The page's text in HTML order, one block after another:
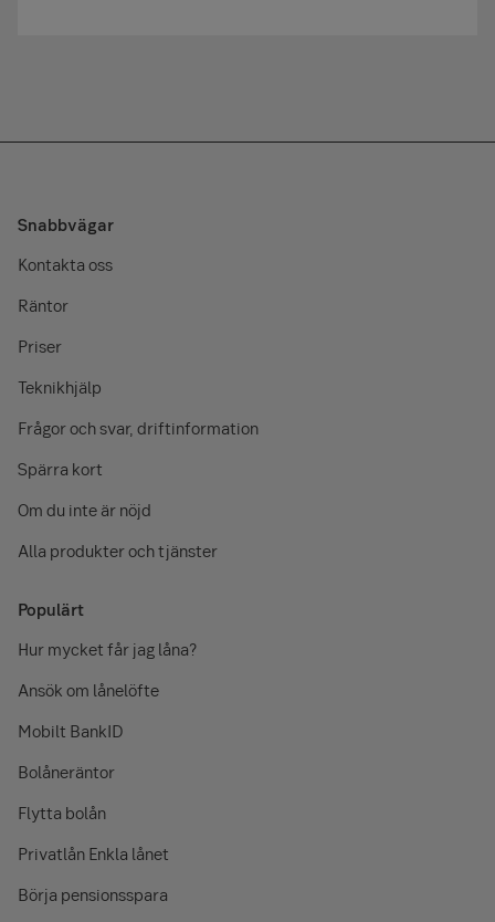
Snabbvägar
Kontakta oss
Räntor
Priser
Teknikhjälp
Frågor och svar, driftinformation
Spärra kort
Om du inte är nöjd
Alla produkter och tjänster
Populärt
Hur mycket får jag låna?
Ansök om lånelöfte
Mobilt BankID
Bolåneräntor
Flytta bolån
Privatlån Enkla lånet
Börja pensionsspara